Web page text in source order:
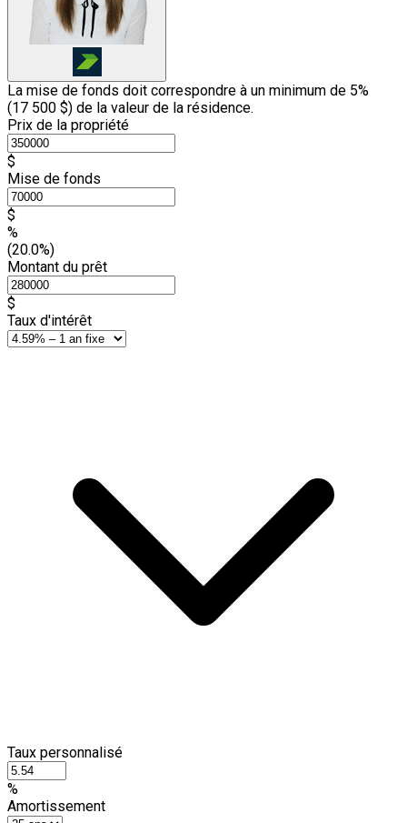
La mise de fonds doit correspondre à un minimum de 5%
(17 500 $) de la valeur de la résidence.
Prix de la propriété
$
Mise de fonds
$
%
(20.0%)
Montant du prêt
$
Taux d'intérêt
Taux personnalisé
%
Amortissement